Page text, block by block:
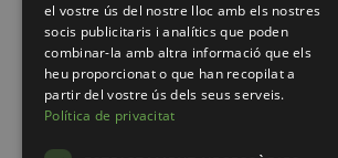
el vostre ús del nostre lloc amb els nostres
socis publicitaris i analítics que poden
combinar-la amb altra informació que els
heu proporcionat o que han recopilat a
partir del vostre ús dels seus serveis.
Política de privacitat